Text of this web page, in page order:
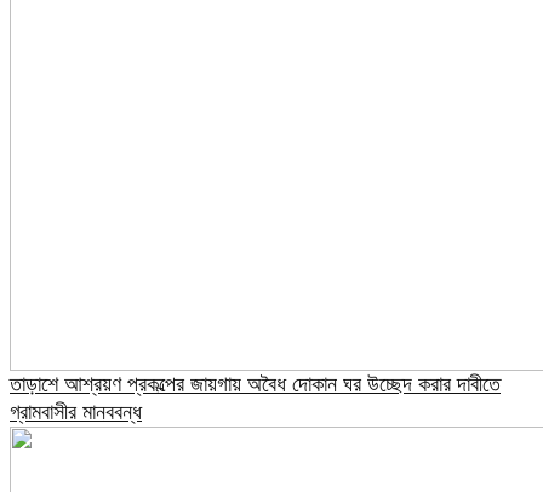
তাড়াশে আশ্রয়ণ প্রকল্পের জায়গায় অবৈধ দোকান ঘর উচ্ছেদ করার দাবীতে
গ্রামবাসীর মানববন্ধ